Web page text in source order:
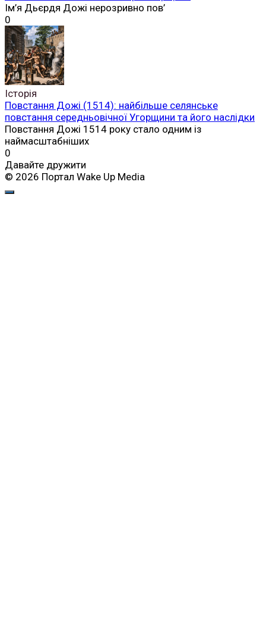
Ім’я Дьєрдя Дожі нерозривно пов’
0
Історія
Повстання Дожі (1514): найбільше селянське
повстання середньовічної Угорщини та його наслідки
Повстання Дожі 1514 року стало одним із
наймасштабніших
0
Давайте дружити
© 2026 Портал Wake Up Media